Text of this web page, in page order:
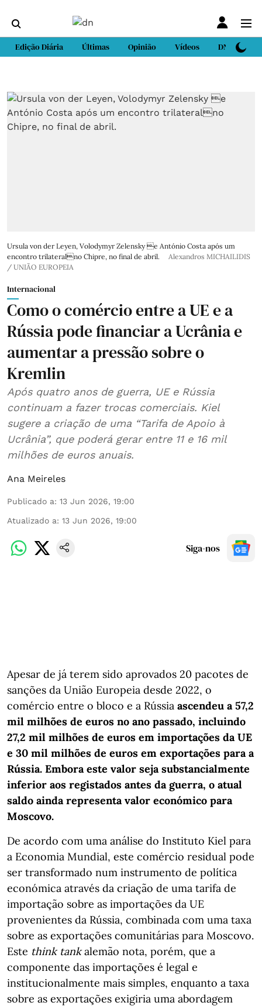
Edição Diária Últimas Opinião Vídeos DN Sport
Ursula von der Leyen, Volodymyr Zelensky e António Costa após um
encontro trilateralno Chipre, no final de abril.
Alexandros MICHAILIDIS
/ UNIÃO EUROPEIA
Internacional
Como o comércio entre a UE e a
Rússia pode financiar a Ucrânia e
aumentar a pressão sobre o
Kremlin
Após quatro anos de guerra, UE e Rússia
continuam a fazer trocas comerciais. Kiel
sugere a criação de uma “Tarifa de Apoio à
Ucrânia”, que poderá gerar entre 11 e 16 mil
milhões de euros anuais.
Ana Meireles
Publicado a: 13 Jun 2026, 19:00
Atualizado a: 13 Jun 2026, 19:00
Siga-nos
Apesar de já terem sido aprovados 20 pacotes de
sanções da União Europeia desde 2022, o
comércio entre o bloco e a Rússia ascendeu a 57,2
mil milhões de euros no ano passado, incluindo
27,2 mil milhões de euros em importações da UE
e 30 mil milhões de euros em exportações para a
Rússia. Embora este valor seja substancialmente
inferior aos registados antes da guerra, o atual
saldo ainda representa valor económico para
Moscovo.
De acordo com uma análise do Instituto Kiel para
a Economia Mundial, este comércio residual pode
ser transformado num instrumento de política
económica através da criação de uma tarifa de
importação sobre as importações da UE
provenientes da Rússia, combinada com uma taxa
sobre as exportações comunitárias para Moscovo.
Este think tankalemão nota, porém, que a
componente das importações é legal e
institucionalmente mais simples, enquanto a taxa
sobre as exportações exigiria uma abordagem